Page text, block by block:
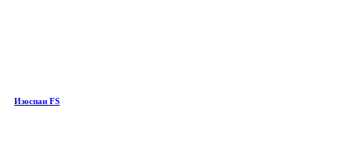
Изоспан FS